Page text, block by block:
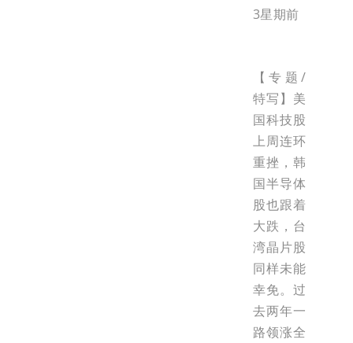
3星期前
【专题/
特写】美
国科技股
上周连环
重挫，韩
国半导体
股也跟着
大跌，台
湾晶片股
同样未能
幸免。过
去两年一
路领涨全